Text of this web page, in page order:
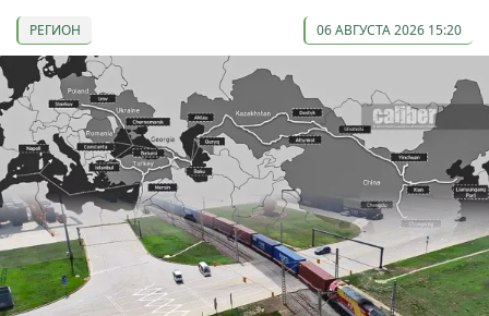
РЕГИОН 06 АВГУСТА 2026 15:20